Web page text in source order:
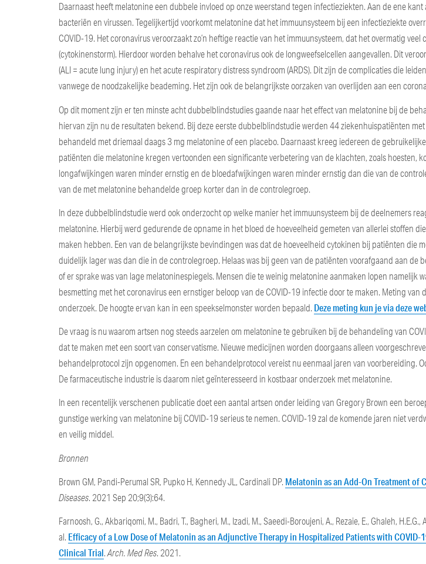
Daarnaast heeft melatonine een dubbele invloed op onze weerstand tegen infectieziekten. Aan de ene
bacteriën en virussen. Tegelijkertijd voorkomt melatonine dat het immuunsysteem bij een infectieziekte
COVID-19. Het coronavirus veroorzaakt zo’n heftige reactie van het immuunsysteem, dat het overmatig
(cytokinenstorm). Hierdoor worden behalve het coronavirus ook de longweefselcellen aangevallen. Dit
(ALI = acute lung injury) en het acute respiratory distress syndroom (ARDS). Dit zijn de complicaties die
vanwege de noodzakelijke beademing. Het zijn ook de belangrijkste oorzaken van overlijden aan een
Op dit moment zijn er ten minste acht dubbelblindstudies gaande naar het effect van melatonine bij de
hiervan zijn nu de resultaten bekend. Bij deze eerste dubbelblindstudie werden 44 ziekenhuispatiënten
behandeld met driemaal daags 3 mg melatonine of een placebo. Daarnaast kreeg iedereen de
patiënten die melatonine kregen vertoonden een significante verbetering van de klachten, zoals hoesten,
longafwijkingen waren minder ernstig en de bloedafwijkingen waren minder ernstig dan die van de
van de met melatonine behandelde groep korter dan in de controlegroep.
In deze dubbelblindstudie werd ook onderzocht op welke manier het immuunsysteem bij de deelnemers
melatonine. Hierbij werd gedurende de opname in het bloed de hoeveelheid gemeten van allerlei stoffen
maken hebben. Een van de belangrijkste bevindingen was dat de hoeveelheid cytokinen bij patiënten die
duidelijk lager was dan die in de controlegroep. Helaas was bij geen van de patiënten voorafgaand aan de
of er sprake was van lage melatoninespiegels. Mensen die te weinig melatonine aanmaken lopen namelijk
besmetting met het coronavirus een ernstiger beloop van de COVID-19 infectie door te maken. Meting van
onderzoek. De hoogte ervan kan in een speekselmonster worden bepaald. Deze meting kun je via deze
De vraag is nu waarom artsen nog steeds aarzelen om melatonine te gebruiken bij de behandeling van
dat te maken met een soort van conservatisme. Nieuwe medicijnen worden doorgaans alleen
behandelprotocol zijn opgenomen. En een behandelprotocol vereist nu eenmaal jaren van voorbereiding.
De farmaceutische industrie is daarom niet geïnteresseerd in kostbaar onderzoek met melatonine.
In een recentelijk verschenen publicatie doet een aantal artsen onder leiding van Gregory Brown een
gunstige werking van melatonine bij COVID-19 serieus te nemen. COVID-19 zal de komende jaren niet
en veilig middel.
Bronnen
Brown GM, Pandi-Perumal SR, Pupko H, Kennedy JL, Cardinali DP. Melatonin as an Add-On Treatment of
Diseases. 2021 Sep 20;9(3):64.
Farnoosh, G., Akbariqomi, M., Badri, T., Bagheri, M., Izadi, M., Saeedi-Boroujeni, A., Rezaie, E., Ghaleh,
al. Efficacy of a Low Dose of Melatonin as an Adjunctive Therapy in Hospitalized Patients with
Clinical Trial.Arch. Med Res. 2021.